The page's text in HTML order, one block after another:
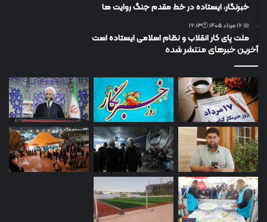
خبرنگار، ایستاده در خط مقدم جنگ روایت ها
📅 16 مرداد 1405 🕙16:13
ملت پای کار انقلاب و نظام اسلامی ایستاده است
آخرین خبرهای منتشر شده